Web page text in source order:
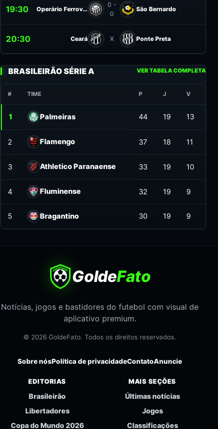
19:30 Operário Ferroviário
0 -
0
São Bernardo
20:30 Ceará X Ponte Preta
BRASILEIRÃO SÉRIE A VER TABELA COMPLETA
# TIME P J V
1 Palmeiras 44 19 13
2 Flamengo 37 18 11
3 Athletico Paranaense 33 19 10
4 Fluminense 32 19 9
5 Bragantino 30 19 9
GoldeFato
Notícias, jogos e bastidores do futebol com visual de
aplicativo premium.
© 2026 GoldeFato. Todos os direitos reservados.
Sobre nósPolítica de privacidadeContatoAnuncie
EDITORIAS
Brasileirão
Libertadores
Copa do Mundo 2026
MAIS SEÇÕES
Últimas notícias
Jogos
Classificações